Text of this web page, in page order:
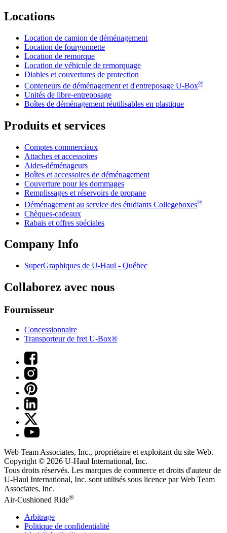
Locations
Location de camion de déménagement
Location de fourgonnette
Location de remorque
Location de véhicule de remorquage
Diables et couvertures de protection
Conteneurs de déménagement et d'entreposage U-Box®
Unités de libre-entreposage
Boîtes de déménagement réutilisables en plastique
Produits et services
Comptes commerciaux
Attaches et accessoires
Aides-déménageurs
Boîtes et accessoires de déménagement
Couverture pour les dommages
Remplissages et réservoirs de propane
Déménagement au service des étudiants Collegeboxes®
Chèques-cadeaux
Rabais et offres spéciales
Company Info
SuperGraphiques de U-Haul - Québec
Collaborez avec nous
Fournisseur
Concessionnaire
Transporteur de fret U-Box®
Web Team Associates, Inc., propriétaire et exploitant du site Web.
Copyright © 2026 U-Haul International, Inc.
Tous droits réservés. Les marques de commerce et droits d'auteur de
U-Haul International, Inc. sont utilisés sous licence par Web Team
Associates, Inc.
Air-Cushioned Ride®
Arbitrage
Politique de confidentialité